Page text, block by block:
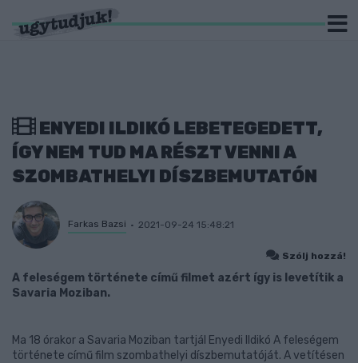
ENYEDI ILDIKÓ LEBETEGEDETT,
ÍGY NEM TUD MA RÉSZT VENNI A
SZOMBATHELYI DÍSZBEMUTATÓN
Farkas Bazsi 2021-09-24 15:48:21
Szólj hozzá!
A feleségem története című filmet azért így is levetítik a
Savaria Moziban.
Ma 18 órakor a Savaria Moziban tartjál Enyedi Ildikó A feleségem
története című film szombathelyi díszbemutatóját. A vetítésen